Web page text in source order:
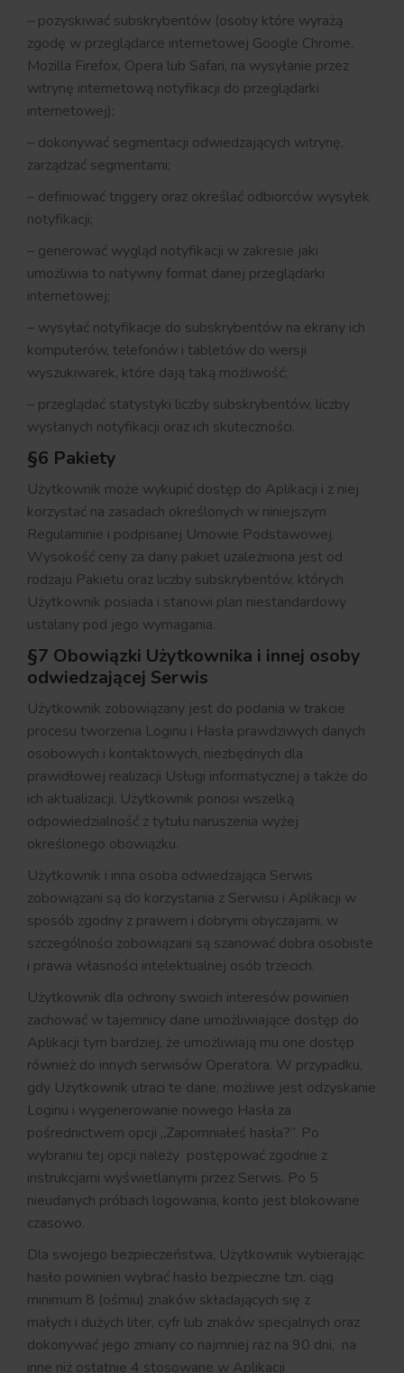
– pozyskiwać subskrybentów (osoby które wyrażą
zgodę w przeglądarce internetowej Google Chrome,
Mozilla Firefox, Opera lub Safari, na wysyłanie przez
witrynę internetową notyfikacji do przeglądarki
internetowej);
– dokonywać segmentacji odwiedzających witrynę,
zarządzać segmentami;
– definiować triggery oraz określać odbiorców wysyłek
notyfikacji;
– generować wygląd notyfikacji w zakresie jaki
umożliwia to natywny format danej przeglądarki
internetowej;
– wysyłać notyfikacje do subskrybentów na ekrany ich
komputerów, telefonów i tabletów do wersji
wyszukiwarek, które dają taką możliwość;
– przeglądać statystyki liczby subskrybentów, liczby
wysłanych notyfikacji oraz ich skuteczności.
§6 Pakiety
Użytkownik może wykupić dostęp do Aplikacji i z niej
korzystać na zasadach określonych w niniejszym
Regulaminie i podpisanej Umowie Podstawowej.
Wysokość ceny za dany pakiet uzależniona jest od
rodzaju Pakietu oraz liczby subskrybentów, których
Użytkownik posiada i stanowi plan niestandardowy
ustalany pod jego wymagania.
§7 Obowiązki Użytkownika i innej osoby
odwiedzającej Serwis
Użytkownik zobowiązany jest do podania w trakcie
procesu tworzenia Loginu i Hasła prawdziwych danych
osobowych i kontaktowych, niezbędnych dla
prawidłowej realizacji Usługi informatycznej a także do
ich aktualizacji. Użytkownik ponosi wszelką
odpowiedzialność z tytułu naruszenia wyżej
określonego obowiązku.
Użytkownik i inna osoba odwiedzająca Serwis
zobowiązani są do korzystania z Serwisu i Aplikacji w
sposób zgodny z prawem i dobrymi obyczajami, w
szczególności zobowiązani są szanować dobra osobiste
i prawa własności intelektualnej osób trzecich.
Użytkownik dla ochrony swoich interesów powinien
zachować w tajemnicy dane umożliwiające dostęp do
Aplikacji tym bardziej, że umożliwiają mu one dostęp
również do innych serwisów Operatora. W przypadku,
gdy Użytkownik utraci te dane, możliwe jest odzyskanie
Loginu i wygenerowanie nowego Hasła za
pośrednictwem opcji „Zapomniałeś hasła?”. Po
wybraniu tej opcji należy postępować zgodnie z
instrukcjami wyświetlanymi przez Serwis. Po 5
nieudanych próbach logowania, konto jest blokowane
czasowo.
Dla swojego bezpieczeństwa, Użytkownik wybierając
hasło powinien wybrać hasło bezpieczne tzn. ciąg
minimum 8 (ośmiu) znaków składających się z
małych i dużych liter, cyfr lub znaków specjalnych oraz
dokonywać jego zmiany co najmniej raz na 90 dni, na
inne niż ostatnie 4 stosowane w Aplikacji